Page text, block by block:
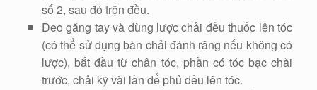
số 2, sau đó trộn đều.
Đeo găng tay và dùng lược chải đều thuốc lên tóc
(có thể sử dụng bàn chải đánh răng nếu không có
lược), bắt đầu từ chân tóc, phần có tóc bạc chải
trước, chải kỹ vài lần để phủ đều lên tóc.